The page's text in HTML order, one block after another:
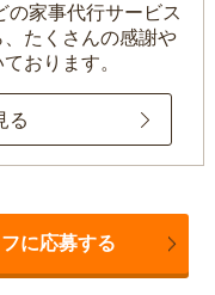
の家事代行サービス
たくさんの感謝や
おります。
る
に応募する